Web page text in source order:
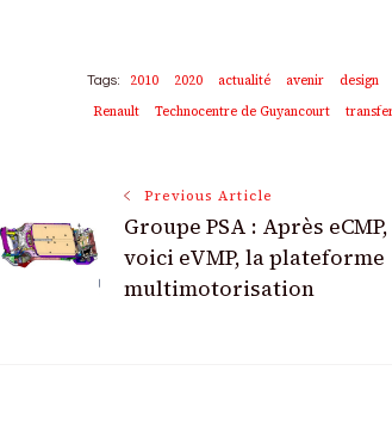
Tags: 2010 2020 actualité avenir design
Renault
Technocentre de Guyancourt
Post
Navigation
Previous Article
Groupe PSA : Après eCMP,
voici eVMP, la plateforme
multimotorisation